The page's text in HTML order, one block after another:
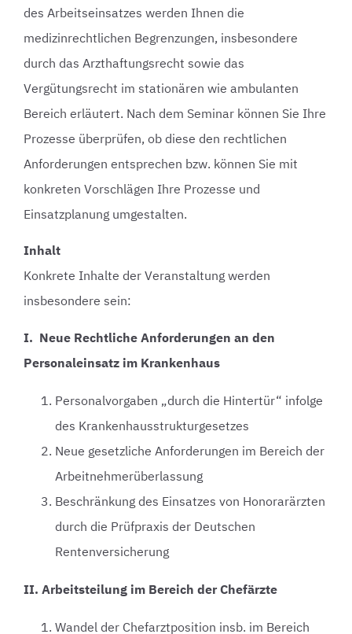
des Arbeitseinsatzes werden Ihnen die
medizinrechtlichen Begrenzungen, insbesondere
durch das Arzthaftungsrecht sowie das
Vergütungsrecht im stationären wie ambulanten
Bereich erläutert. Nach dem Seminar können Sie Ihre
Prozesse überprüfen, ob diese den rechtlichen
Anforderungen entsprechen bzw. können Sie mit
konkreten Vorschlägen Ihre Prozesse und
Einsatzplanung umgestalten.
Inhalt
Konkrete Inhalte der Veranstaltung werden
insbesondere sein:
I. Neue Rechtliche Anforderungen an den
Personaleinsatz im Krankenhaus
Personalvorgaben „durch die Hintertür“ infolge
des Krankenhausstrukturgesetzes
Neue gesetzliche Anforderungen im Bereich der
Arbeitnehmerüberlassung
Beschränkung des Einsatzes von Honorarärzten
durch die Prüfpraxis der Deutschen
Rentenversicherung
II. Arbeitsteilung im Bereich der Chefärzte
Wandel der Chefarztposition insb. im Bereich